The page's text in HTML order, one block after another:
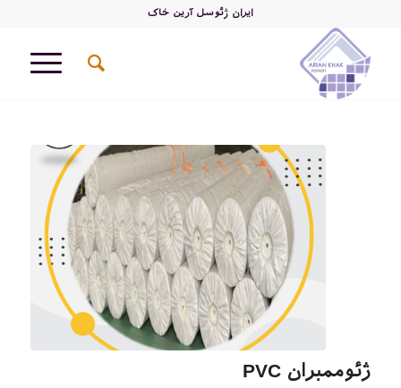
ایران ژئوسل آرین خاک
ژئوممبران PVC